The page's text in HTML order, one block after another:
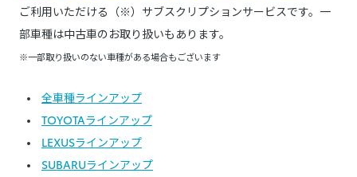
ご利用いただける（※）サブスクリプションサービスです。一
部車種は中古車のお取り扱いもあります。
※一部取り扱いのない車種がある場合もございます
全車種ラインアップ
TOYOTAラインアップ
LEXUSラインアップ
SUBARUラインアップ